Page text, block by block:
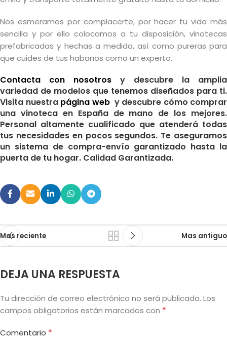
Nos esmeramos por complacerte, por hacer tu vida más
sencilla y por ello colocamos a tu disposición, vinotecas
prefabricadas y hechas a medida, así como pureras para
que cuides de tus habanos como un experto.
Contacta con nosotros
y descubre la amplia
variedad de modelos que tenemos diseñados para ti.
Visita nuestra página web y descubre cómo comprar
una vinoteca en España de mano de los mejores.
Personal altamente cualificado que atenderá todas
tus necesidades en pocos segundos. Te aseguramos
un sistema de compra-envío garantizado hasta la
puerta de tu hogar. Calidad Garantizada.
Mas reciente Mas antiguo
DEJA UNA RESPUESTA
Tu dirección de correo electrónico no será publicada. Los
campos obligatorios están marcados con *
Comentario *